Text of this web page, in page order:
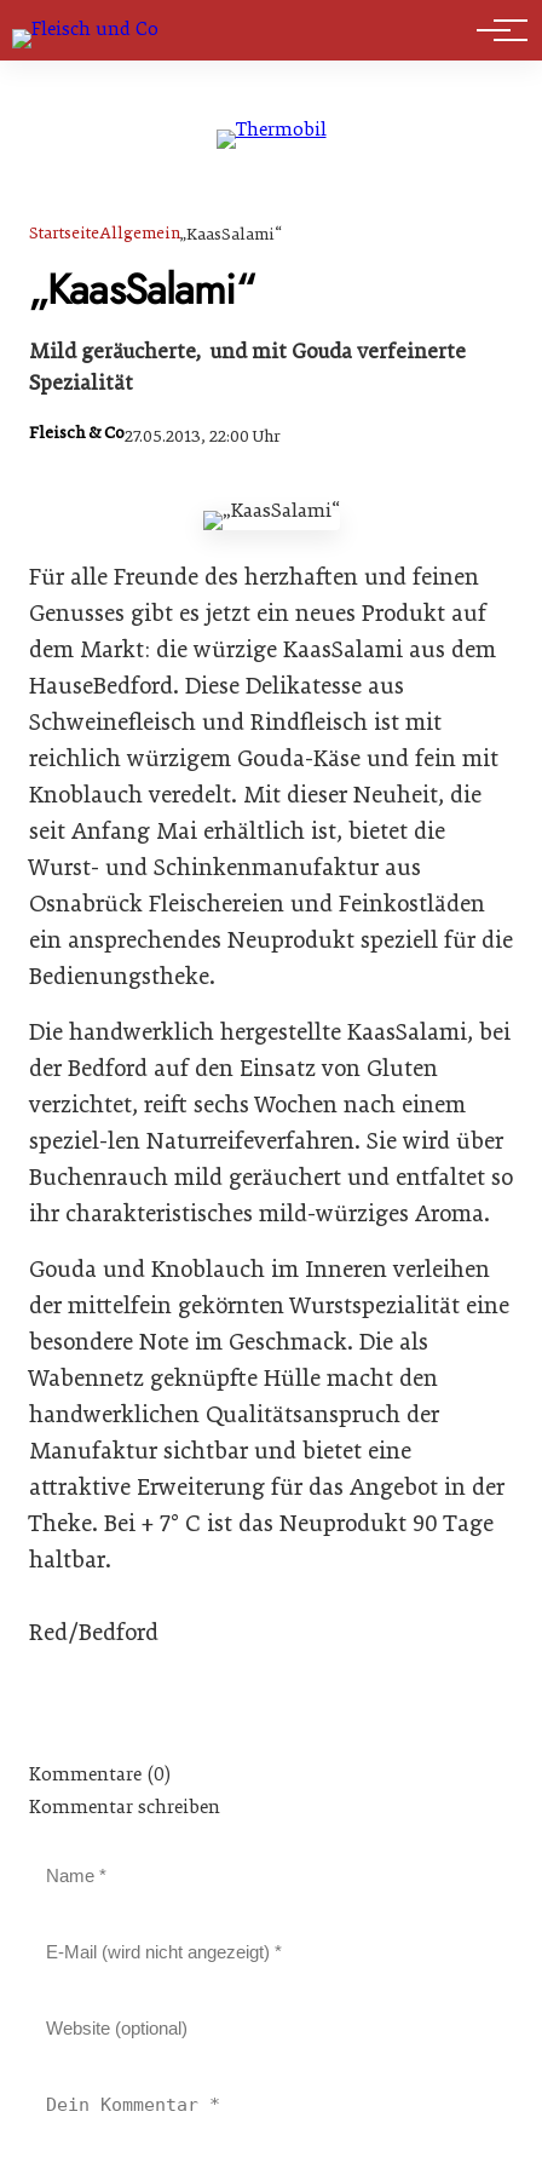
Marktführer
StartseiteAllgemein„KaasSalami“
„KaasSalami“
Mild geräucherte, und mit Gouda verfeinerte
Spezialität
Fleisch & Co27.05.2013, 22:00 Uhr
Für alle Freunde des herzhaften und feinen
Genusses gibt es jetzt ein neues Produkt auf
dem Markt: die würzige KaasSalami aus dem
HauseBedford. Diese Delikatesse aus
Schweinefleisch und Rindfleisch ist mit
reichlich würzigem Gouda-Käse und fein mit
Knoblauch veredelt. Mit dieser Neuheit, die
seit Anfang Mai erhältlich ist, bietet die
Wurst- und Schinkenmanufaktur aus
Osnabrück Fleischereien und Feinkostläden
ein ansprechendes Neuprodukt speziell für die
Bedienungstheke.
Die handwerklich hergestellte KaasSalami, bei
der Bedford auf den Einsatz von Gluten
verzichtet, reift sechs Wochen nach einem
speziel-len Naturreifeverfahren. Sie wird über
Buchenrauch mild geräuchert und entfaltet so
ihr charakteristisches mild-würziges Aroma.
Gouda und Knoblauch im Inneren verleihen
der mittelfein gekörnten Wurstspezialität eine
besondere Note im Geschmack. Die als
Wabennetz geknüpfte Hülle macht den
handwerklichen Qualitätsanspruch der
Manufaktur sichtbar und bietet eine
attraktive Erweiterung für das Angebot in der
Theke. Bei + 7° C ist das Neuprodukt 90 Tage
haltbar.
Red/Bedford
Kommentare (0)
Kommentar schreiben